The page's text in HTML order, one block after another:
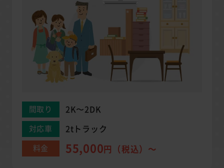
間取り 2K〜2DK
対応車 2tトラック
料金 55,000円（税込）～